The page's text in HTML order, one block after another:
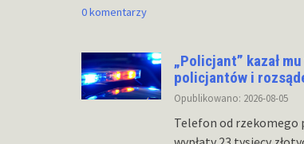
0 komentarzy
„Policjant” kazał
policjantów i
Opublikowano: 2026-08-05
Telefon od rzekomego